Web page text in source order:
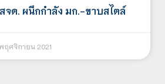
จด. ผนึกกำลัง มก.-ขาบสไตล์
ฤศจิกายน 2021